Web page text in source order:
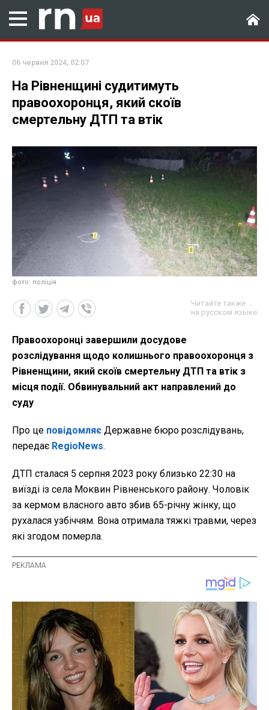
06 червня 2024, 02:07
На Рівненщині судитимуть
правоохоронця, який скоїв
смертельну ДТП та втік
фото: поліція
Читайте также
на русском языке
Правоохоронці завершили досудове
розслідування щодо колишнього правоохоронця з
Рівненщини, який скоїв смертельну ДТП та втік з
місця події. Обвинувальний акт направлений до
суду
Про це повідомляє Державне бюро розслідувань,
передає RegioNews.
ДТП сталася 5 серпня 2023 року близько 22:30 на
виїзді із села Моквин Рівненського району. Чоловік
за кермом власного авто збив 65-річну жінку, що
рухалася узбіччям. Вона отримала тяжкі травми, через
які згодом померла.